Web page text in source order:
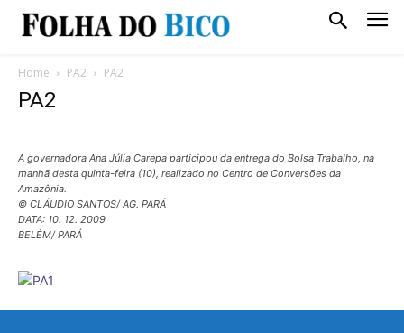
Home PA2 PA2
PA2
A governadora Ana Júlia Carepa participou da entrega do Bolsa Trabalho, na
manhã desta quinta-feira (10), realizado no Centro de Conversões da
Amazônia.
© CLÁUDIO SANTOS/ AG. PARÁ
DATA: 10. 12. 2009
BELÉM/ PARÁ